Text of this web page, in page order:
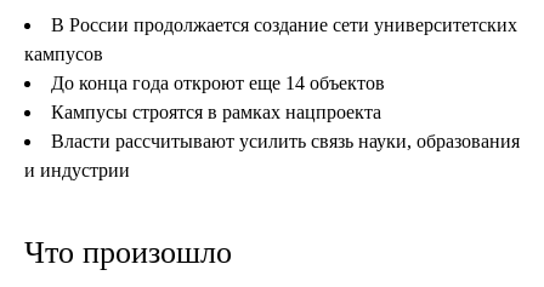
В России продолжается создание сети университетских
кампусов
До конца года откроют еще 14 объектов
Кампусы строятся в рамках нацпроекта
Власти рассчитывают усилить связь науки, образования
и индустрии
Что произошло